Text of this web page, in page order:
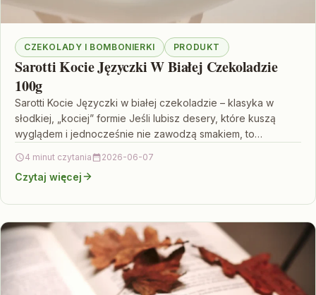
CZEKOLADY I BOMBONIERKI PRODUKT
Sarotti Kocie Języczki W Białej Czekoladzie
100g
Sarotti Kocie Języczki w białej czekoladzie – klasyka w
słodkiej, „kociej” formie Jeśli lubisz desery, które kuszą
wyglądem i jednocześnie nie zawodzą smakiem, to…
4 minut czytania 2026-06-07
Czytaj więcej